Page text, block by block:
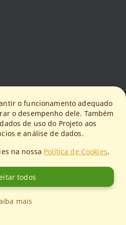
o funcionamento adequado
o desempenho dele. Também
de uso do Projeto aos
e análise de dados.
na nossa Política de Cookies.
todos
mais